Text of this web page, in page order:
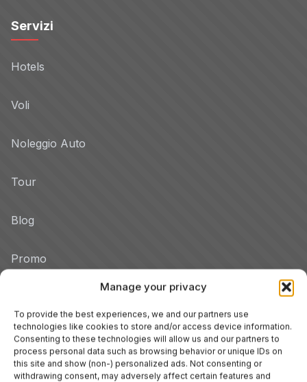
Manage your privacy
To provide the best experiences, we and our partners use
technologies like cookies to store and/or access device information.
Consenting to these technologies will allow us and our partners to
process personal data such as browsing behavior or unique IDs on
this site and show (non-) personalized ads. Not consenting or
withdrawing consent, may adversely affect certain features and
Servizi
Hotels
Voli
Noleggio Auto
Tour
Blog
Promo
Veneto
Tuscany